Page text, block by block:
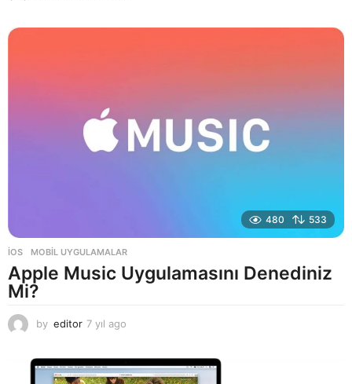
480 533
İOS ,MOBIL UYGULAMALAR
Apple Music Uygulamasını Denediniz
Mi?
by editor 7 yıl ago
l